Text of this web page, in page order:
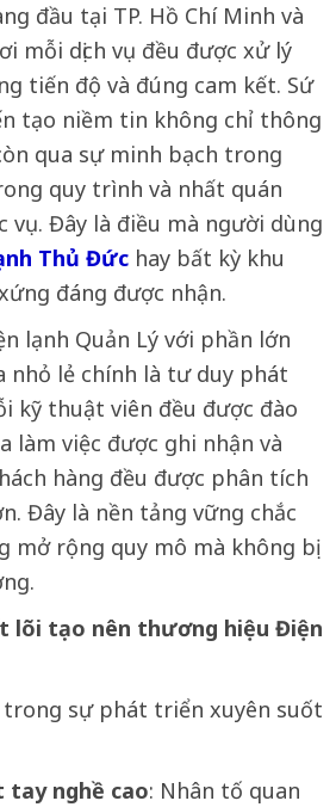
đầu tại TP. Hồ Chí Minh và
mỗi dịch vụ đều được xử lý
tiến độ và đúng cam kết. Sứ
tạo niềm tin không chỉ thông
qua sự minh bạch trong
quy trình và nhất quán
Đây là điều mà người dùng
Thủ Đức hay bất kỳ khu
đáng được nhận.
lạnh Quản Lý với phần lớn
nhỏ lẻ chính là tư duy phát
kỹ thuật viên đều được đào
làm việc được ghi nhận và
hàng đều được phân tích
Đây là nền tảng vững chắc
mở rộng quy mô mà không bị
lõi tạo nên thương hiệu Điện
sự phát triển xuyên suốt
nghề cao: Nhân tố quan